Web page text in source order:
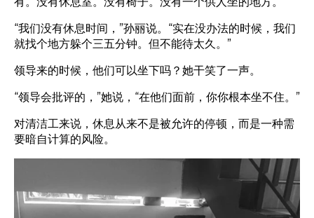
“我们没有休息时间，”孙丽说。“实在没办法的时候，我们
就找个地方躲个三五分钟。但不能待太久。”
领导来的时候，他们可以坐下吗？她干笑了一声。
“领导会批评的，”她说，“在他们面前，你你根本坐不住。”
对清洁工来说，休息从来不是被允许的停顿，而是一种需
要暗自计算的风险。